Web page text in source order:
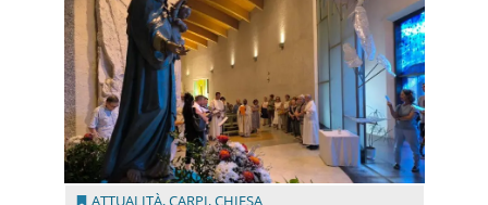
ATTUALITÀ,CARPI,CHIESA